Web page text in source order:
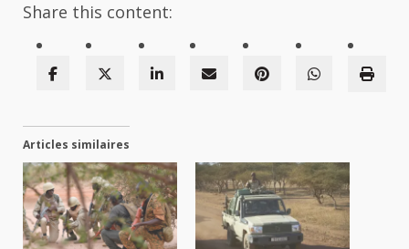
Share this content:
Articles similaires